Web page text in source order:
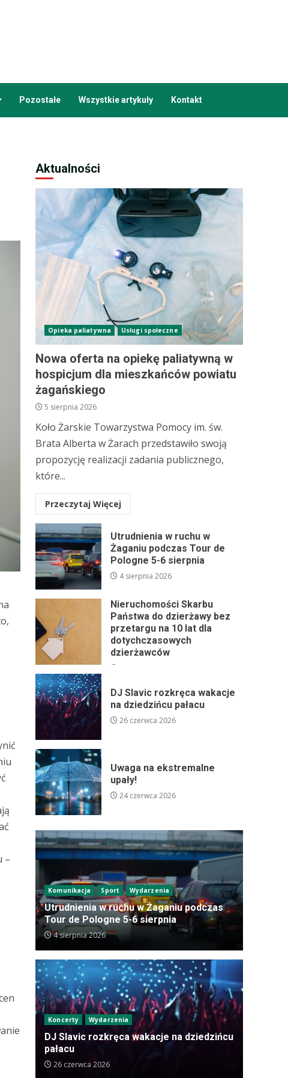
Pozostałe Wszystkie artykuły Kontakt
–
Aktualności
Opieka paliatywna Usługi społeczne
Nowa oferta na opiekę paliatywną w
hospicjum dla mieszkańców powiatu
żagańskiego
5 sierpnia 2026
Koło Żarskie Towarzystwa Pomocy im. św.
Brata Alberta w Żarach przedstawiło swoją
propozycję realizacji zadania publicznego,
które...
Przeczytaj Więcej
Utrudnienia w ruchu w
Żaganiu podczas Tour de
Pologne 5-6 sierpnia
4 sierpnia 2026
Nieruchomości Skarbu
Państwa do dzierżawy bez
przetargu na 10 lat dla
dotychczasowych
dzierżawców
DJ Slavic rozkręca wakacje
na dziedzińcu pałacu
26 czerwca 2026
Uwaga na ekstremalne
upały!
24 czerwca 2026
Komunikacja Sport Wydarzenia
Utrudnienia w ruchu w Żaganiu podczas
Tour de Pologne 5-6 sierpnia
4 sierpnia 2026
Koncerty Wydarzenia
DJ Slavic rozkręca wakacje na dziedzińcu
pałacu
26 czerwca 2026